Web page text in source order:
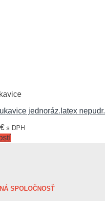
jednoráz.latex nepudr.
€ s DPH
SPOLOČNOSŤ